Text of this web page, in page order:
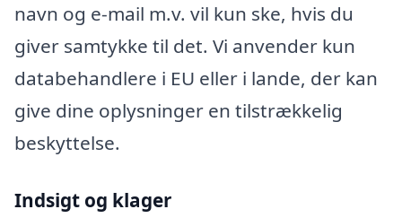
navn og e-mail m.v. vil kun ske, hvis du
giver samtykke til det. Vi anvender kun
databehandlere i EU eller i lande, der kan
give dine oplysninger en tilstrækkelig
beskyttelse.
Indsigt og klager